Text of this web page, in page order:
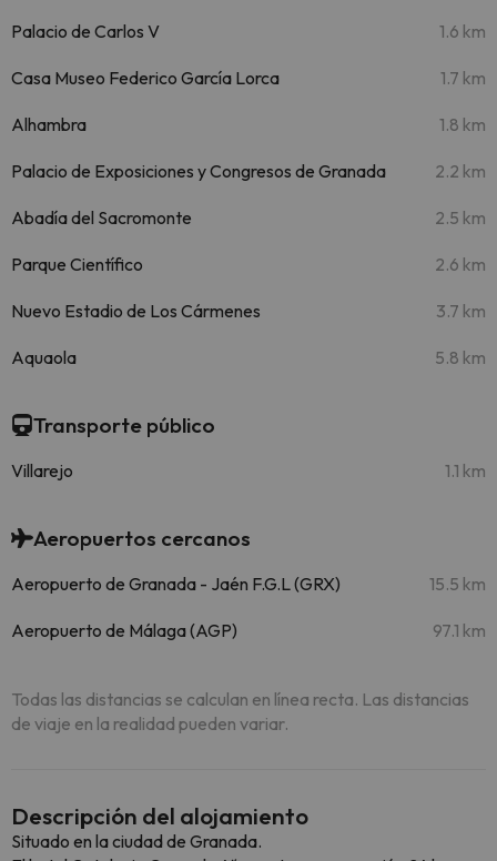
Palacio de Carlos V 1.6 km
Casa Museo Federico García Lorca 1.7 km
Alhambra 1.8 km
Palacio de Exposiciones y Congresos de Granada 2.2 km
Abadía del Sacromonte 2.5 km
Parque Científico 2.6 km
Nuevo Estadio de Los Cármenes 3.7 km
Aquaola 5.8 km
Transporte público
Villarejo 1.1 km
Aeropuertos cercanos
Aeropuerto de Granada - Jaén F.G.L (GRX) 15.5 km
Aeropuerto de Málaga (AGP) 97.1 km
Todas las distancias se calculan en línea recta. Las distancias
de viaje en la realidad pueden variar.
Descripción del alojamiento
Situado en la ciudad de Granada.